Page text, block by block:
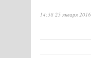
14:38 25 января 2016